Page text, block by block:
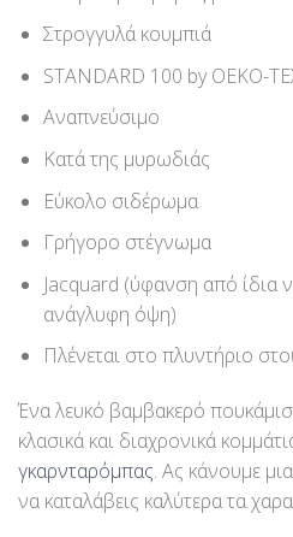
Στρογγυλά κουμπιά
STANDARD 100 by OEKO-
Αναπνεύσιμο
Κατά της μυρωδιάς
Εύκολο σιδέρωμα
Γρήγορο στέγνωμα
Jacquard (ύφανση από ίδια
ανάγλυφη όψη)
Πλένεται στο πλυντήριο
Ένα λευκό βαμβακερό
κλασικά και διαχρονικά
γκαρνταρόμπας. Ας κάνουμε
να καταλάβεις καλύτερα τα